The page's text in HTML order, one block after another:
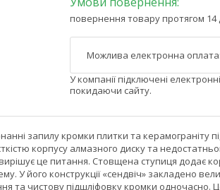
повернення товару протягом 14
У компанії підключені
покидаючи сайту.
запилу кромки плитки та керамограніту
корпусу алмазного диску та
вирішує це питання. Стовщена ступиця додає
У його конструкції «сендвіч» закладено
та чистову підшліфовку кромки